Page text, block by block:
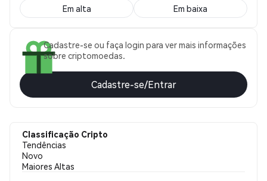
Em alta Em baixa
Cadastre-se ou faça login para ver mais informações
sobre criptomoedas.
Cadastre-se/Entrar
Classificação Cripto
Tendências
Novo
Maiores Altas